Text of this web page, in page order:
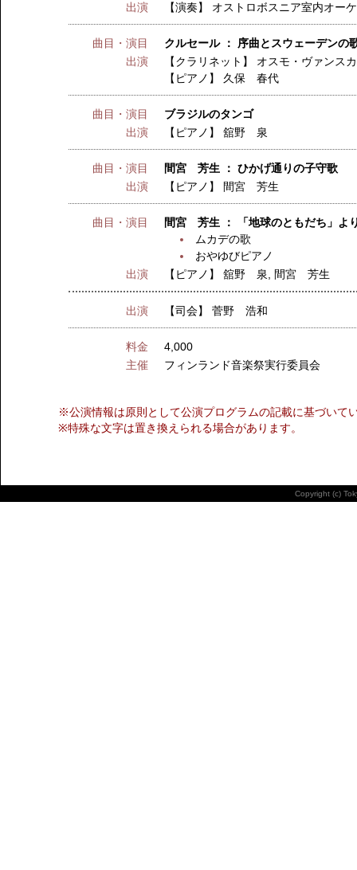
出演
【演奏】 オストロボスニア室内オー
曲目・演目
クルセール ： 序曲とスウェーデンの
出演
【クラリネット】 オスモ・ヴァンスカ
【ピアノ】 久保 春代
曲目・演目
ブラジルのタンゴ
出演
【ピアノ】舘野 泉
曲目・演目
間宮 芳生 ： ひかげ通りの子守歌
出演
【ピアノ】 間宮 芳生
曲目・演目
間宮 芳生 ： 「地球のともだち」よ
ムカデの歌
おやゆびピアノ
出演
【ピアノ】舘野 泉 間宮 芳生
出演 【司会】菅野 浩和
料金
4,000
主催
フィンランド音楽祭実行委員会
※公演情報は原則として公演プログラムの記載に基づいて
※特殊な文字は置き換えられる場合があります。
Copyright (c)